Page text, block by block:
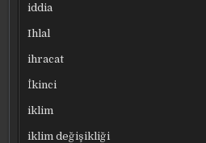
iddia
Ihlal
ihracat
İkinci
iklim
iklim değişikliği